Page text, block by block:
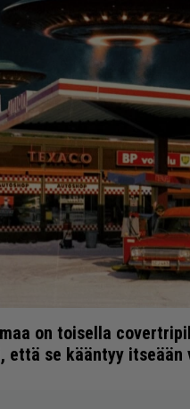
on toisella
että se kääntyy itseään